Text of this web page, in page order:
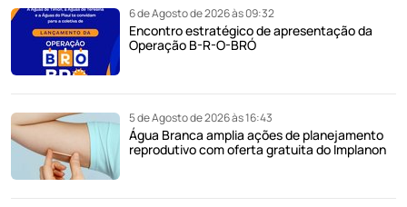
6 de Agosto de 2026 às 09:32
Encontro estratégico de apresentação da
Operação B-R-O-BRÓ
5 de Agosto de 2026 às 16:43
Água Branca amplia ações de planejamento
reprodutivo com oferta gratuita do Implanon